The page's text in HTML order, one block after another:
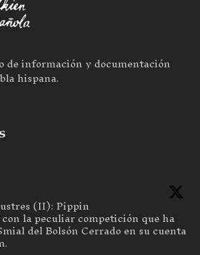
información y documentación
hispana.
(II): Pippin
la peculiar competición que ha
del Bolsón Cerrado en su cuenta